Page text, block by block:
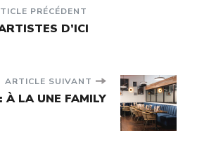
PRÉCÉDENT
D’ICI
ARTICLE SUIVANT
À LA UNE FAMILY